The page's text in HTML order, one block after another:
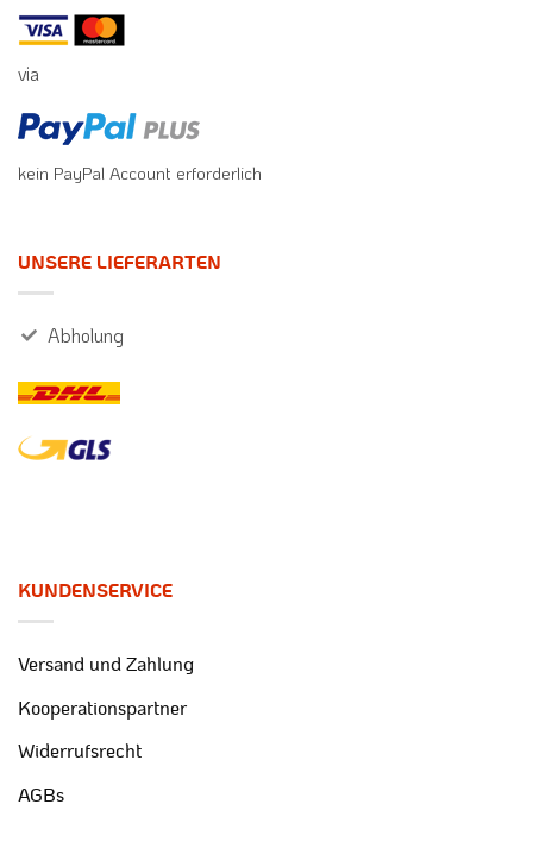
via
kein PayPal Account erforderlich
UNSERE LIEFERARTEN
Abholung
KUNDENSERVICE
Versand und Zahlung
Kooperationspartner
Widerrufsrecht
AGBs